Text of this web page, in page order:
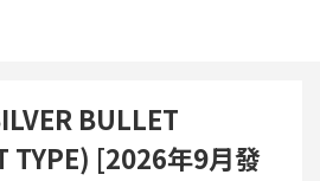
BULLET
TYPE) [2026年9月發